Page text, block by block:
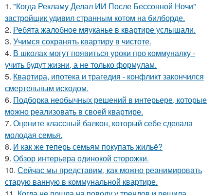
1. "Когда Рекламу Делал ИИ После Бессонной Ночи"
застройщик удивил странным котом на билборде.
2. Ребята жалобное мяуканье в квартире услышали.
3. Учимся сохранять квартиру в чистоте.
4. В школах могут появиться уроки про коммуналку -
учить будут жизни, а не только формулам.
5. Квартира, ипотека и трагедия - конфликт закончился
смертельным исходом.
6. Подборка необычных решений в интерьере, которые
можно реализовать в своей квартире.
7. Оцените классный балкон, который себе сделала
молодая семья.
8. И как же теперь семьям покупать жильё?
9. Обзор интерьера одинокой сторожки.
10. Сейчас мы представим, как можно реанимировать
старую ванную в коммунальной квартире.